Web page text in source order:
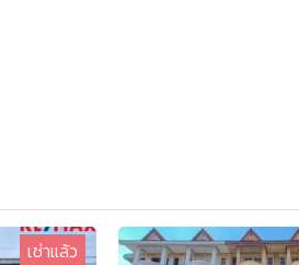
เช่าแล้ว